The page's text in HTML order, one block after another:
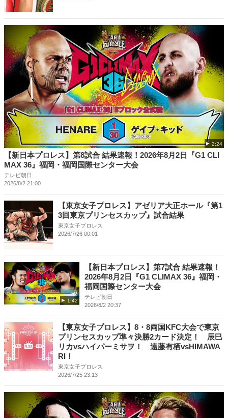
2:24
【新日本プロレス】第8試合 結果速報！2026年8月2日『G1 CLI
MAX 36』福岡・福岡国際センター大会
テレビ朝日
2026/8/2 21:00
【東京女子プロレス】アゼリア大正ホール『第1
3回東京プリンセスカップ』試合結果
東京女子プロレス
2026/7/26 00:01
1:42
【新日本プロレス】第7試合 結果速報！
2026年8月2日『G1 CLIMAX 36』福岡・
福岡国際センター大会
テレビ朝日
2026/8/2 20:37
【東京女子プロレス】8・8両国KFC大会で東京
プリンセスカップ準々決勝2カード決定！ 辰巳
リカvsハイパーミサヲ！ 遠藤有栖vsHIMAWA
RI！
東京女子プロレス
2026/7/25 23:13